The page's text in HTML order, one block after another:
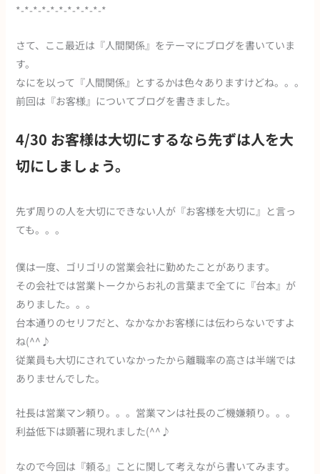
*-*-*-*-*-*-*-*-*-*-*
さて、ここ最近は『人間関係』をテーマにブログを書いていま
す。
なにを以って『人間関係』とするかは色々ありますけどね。。。
前回は『お客様』についてブログを書きました。
4/30 お客様は大切にするなら先ずは人を大
切にしましょう。
先ず周りの人を大切にできない人が『お客様を大切に』と言っ
ても。。。
僕は一度、ゴリゴリの営業会社に勤めたことがあります。
その会社では営業トークからお礼の言葉まで全てに『台本』が
ありました。。。
台本通りのセリフだと、なかなかお客様には伝わらないですよ
ね(^^♪
従業員も大切にされていなかったから離職率の高さは半端では
ありませんでした。
社長は営業マン頼り。。。営業マンは社長のご機嫌頼り。。。
利益低下は顕著に現れました(^^♪
なので今回は『頼る』ことに関して考えながら書いてみます。